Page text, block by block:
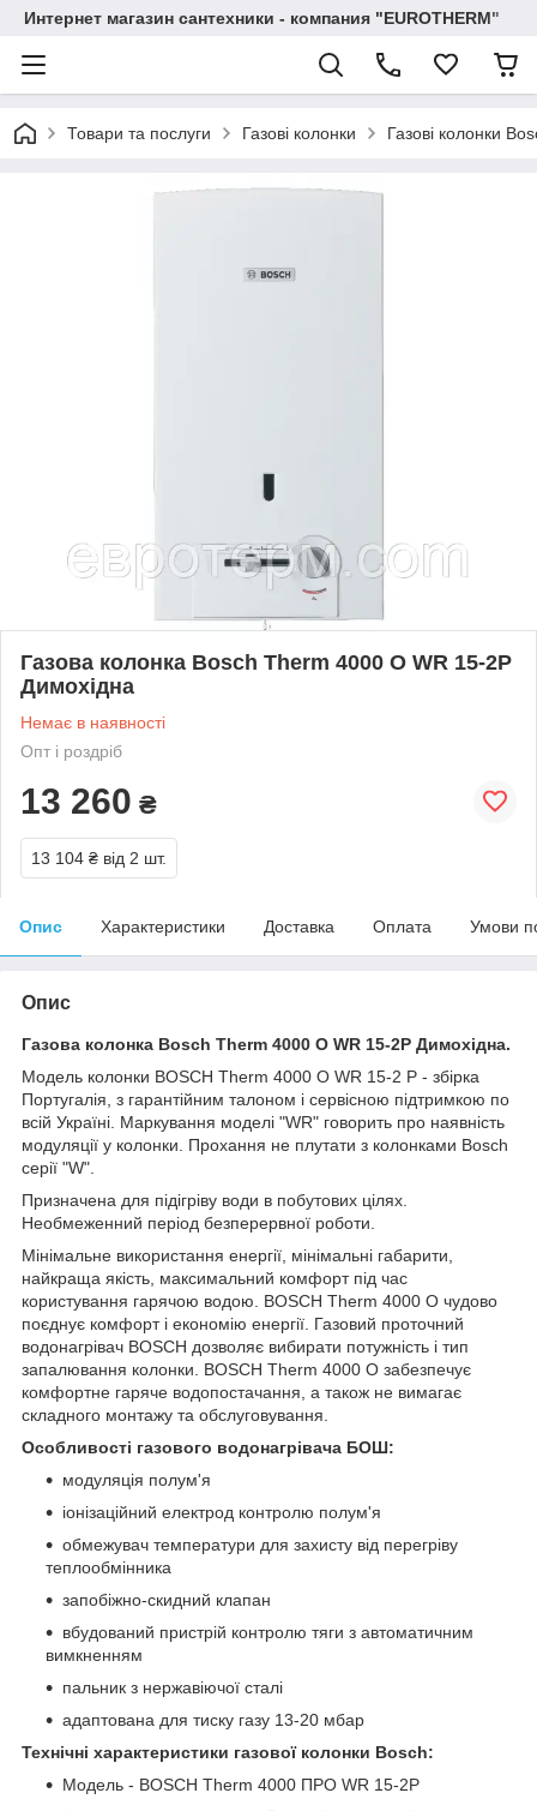
Интернет магазин сантехники - компания "EUROTHERM"
Товари та послуги Газові колонки Газові колонки
Газова колонка Bosch Therm 4000 O WR 15-2P
Димохідна
Немає в наявності
Опт і роздріб
13 260 ₴
13 104 ₴ від 2 шт.
Опис Характеристики Доставка Оплата Умови
Опис
Газова колонка Bosch Therm 4000 O WR 15-2P Димохідна.
Модель колонки BOSCH Therm 4000 O WR 15-2 P - збірка
Португалія, з гарантійним талоном і сервісною підтримкою по
всій Україні. Маркування моделі "WR" говорить про наявність
модуляції у колонки. Прохання не плутати з колонками Bosch
серії "W".
Призначена для підігріву води в побутових цілях.
Необмеженний період безперервної роботи.
Мінімальне використання енергії, мінімальні габарити,
найкраща якість, максимальний комфорт під час
користування гарячою водою. BOSCH Therm 4000 О чудово
поєднує комфорт і економію енергії. Газовий проточний
водонагрівач BOSCH дозволяє вибирати потужність і тип
запалювання колонки. BOSCH Therm 4000 O забезпечує
комфортне гаряче водопостачання, а також не вимагає
складного монтажу та обслуговування.
Особливості газового водонагрівача БОШ:
модуляція полум'я
іонізаційний електрод контролю полум'я
обмежувач температури для захисту від перегріву
теплообмінника
запобіжно-скидний клапан
вбудований пристрій контролю тяги з автоматичним
вимкненням
пальник з нержавіючої сталі
адаптована для тиску газу 13-20 мбар
Технічні характеристики газової колонки Bosch:
Модель - BOSCH Therm 4000 ПРО WR 15-2P